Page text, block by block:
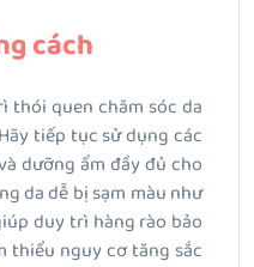
cách
thói quen chăm sóc da
tiếp tục sử dụng các
dưỡng ẩm đầy đủ cho
da dễ bị sạm màu như
duy trì hàng rào bảo
thiểu nguy cơ tăng sắc